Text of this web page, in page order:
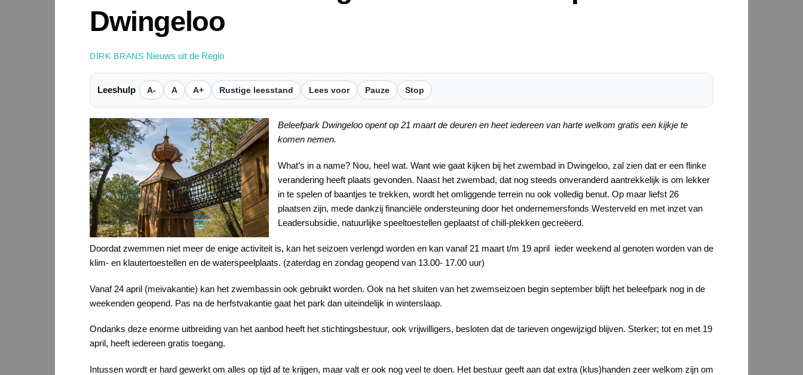
Dwingeloo
DIRK BRANS Nieuws uit de Regio
Leeshulp A- A A+ Rustige leesstand Lees voor Pauze Stop
Beleefpark Dwingeloo opent op 21 maart de deuren en heet iedereen van harte welkom gratis een kijkje te
komen nemen.
What’s in a name? Nou, heel wat. Want wie gaat kijken bij het zwembad in Dwingeloo, zal zien dat er een flinke
verandering heeft plaats gevonden. Naast het zwembad, dat nog steeds onveranderd aantrekkelijk is om lekker
in te spelen of baantjes te trekken, wordt het omliggende terrein nu ook volledig benut. Op maar liefst 26
plaatsen zijn, mede dankzij financiële ondersteuning door het ondernemersfonds Westerveld en met inzet van
Leadersubsidie, natuurlijke speeltoestellen geplaatst of chill-plekken gecreëerd.
Doordat zwemmen niet meer de enige activiteit is, kan het seizoen verlengd worden en kan vanaf 21 maart t/m 19 april ieder weekend al genoten worden van de
klim- en klautertoestellen en de waterspeelplaats. (zaterdag en zondag geopend van 13.00- 17.00 uur)
Vanaf 24 april (meivakantie) kan het zwembassin ook gebruikt worden. Ook na het sluiten van het zwemseizoen begin september blijft het beleefpark nog in de
weekenden geopend. Pas na de herfstvakantie gaat het park dan uiteindelijk in winterslaap.
Ondanks deze enorme uitbreiding van het aanbod heeft het stichtingsbestuur, ook vrijwilligers, besloten dat de tarieven ongewijzigd blijven. Sterker; tot en met 19
april, heeft iedereen gratis toegang.
Intussen wordt er hard gewerkt om alles op tijd af te krijgen, maar valt er ook nog veel te doen. Het bestuur geeft aan dat extra (klus)handen zeer welkom zijn om